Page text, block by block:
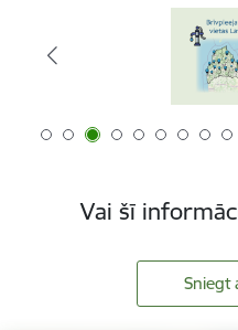
Vai šī
Sniegt